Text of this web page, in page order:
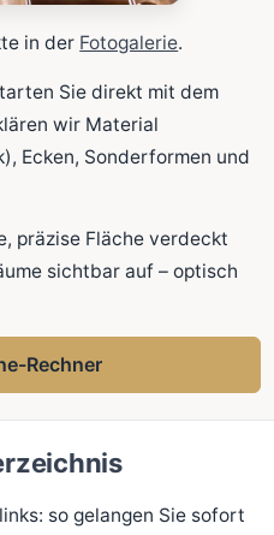
in der Fotogalerie.
Sie direkt mit dem
wir Material
Ecken, Sonderformen und
präzise Fläche verdeckt
sichtbar auf – optisch
Rechner
so gelangen Sie sofort